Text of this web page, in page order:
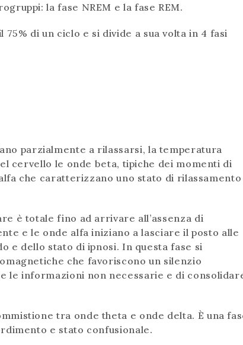
la fase NREM e la fase REM.
75% di un ciclo e si divide a sua volta in 4 fasi
parzialmente a rilassarsi, la temperatura
cervello le onde beta, tipiche dei momenti di
che caratterizzano uno stato di rilassamento
è totale fino ad arrivare all’assenza di
e le onde alfa iniziano a lasciare il posto alle
e dello stato di ipnosi. In questa fase si
che favoriscono un silenzio
le informazioni non necessarie e di
tra onde theta e onde delta. È una
e stato confusionale.